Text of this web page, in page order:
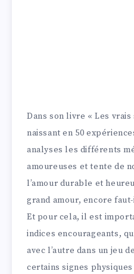
Dans son livre « Les vrais
naissant en 50
analyses les différents
amoureuses et tente de
l’amour durable et
grand amour, encore
Et pour cela, il est
indices encourageants,
avec l’autre dans un jeu
certains signes